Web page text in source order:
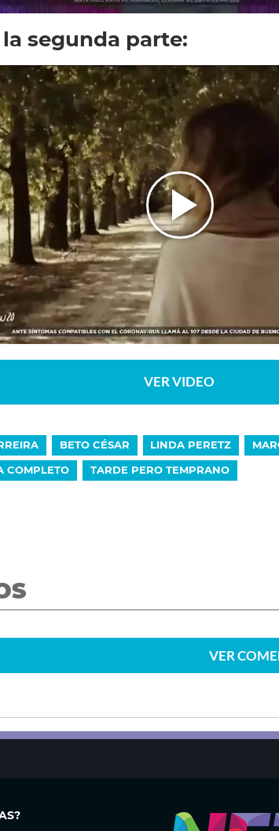
segunda parte:
VER VIDEO
BETO CÉSAR LINDA PERETZ
COMPLETO
TARDE PERO TEMPRANO
VER